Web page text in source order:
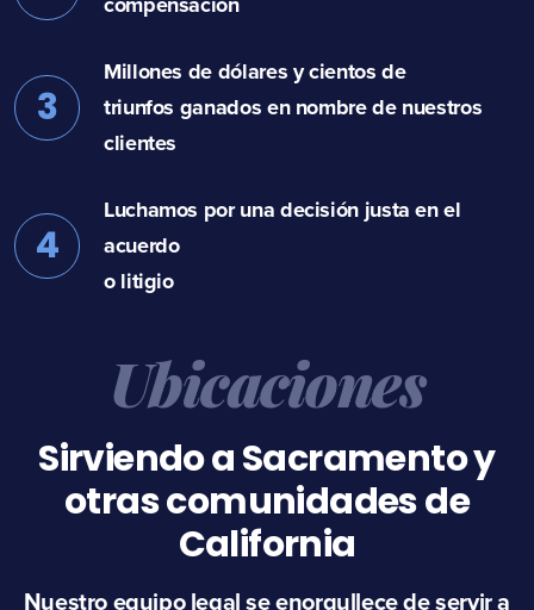
3
Millones de dólares y cientos de
triunfos ganados en nombre de nuestros
clientes
4
Luchamos por una decisión justa en el
acuerdo
o litigio
Ubicaciones
Sirviendo a Sacramento y
otras comunidades de
California
Nuestro equipo legal se enorgullece de servir a